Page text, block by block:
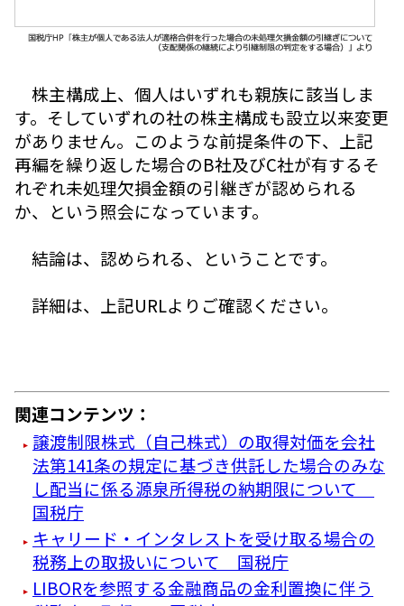
株主構成上、個人はいずれも親族に該当しま
す。そしていずれの社の株主構成も設立以来変更
がありません。このような前提条件の下、上記
再編を繰り返した場合のB社及びC社が有するそ
れぞれ未処理欠損金額の引継ぎが認められる
か、という照会になっています。
結論は、認められる、ということです。
詳細は、上記URLよりご確認ください。
関連コンテンツ：
譲渡制限株式（自己株式）の取得対価を会社
法第141条の規定に基づき供託した場合のみな
し配当に係る源泉所得税の納期限について
国税庁
キャリード・インタレストを受け取る場合の
税務上の取扱いについて 国税庁
LIBORを参照する金融商品の金利置換に伴う